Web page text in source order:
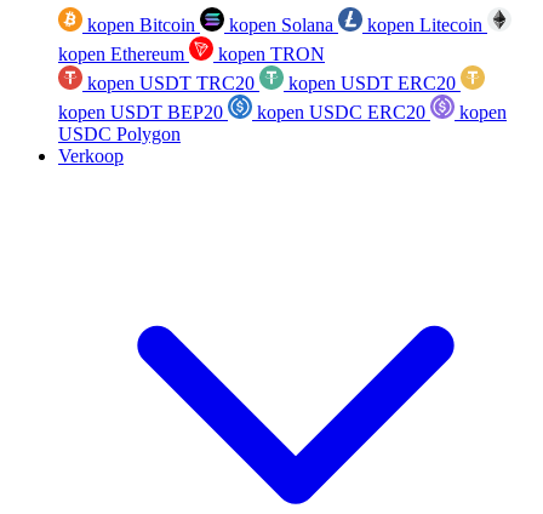
kopen Bitcoin kopen Solana
kopen Litecoin
kopen Ethereum
kopen TRON
kopen USDT TRC20
kopen USDT ERC20
kopen USDT BEP20
kopen USDC ERC20
kopen
USDC Polygon
Verkoop